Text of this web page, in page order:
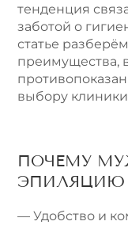
тенденция
заботой о
статье
преимущества,
выбору
ПОЧЕМУ
ЭПИЛЯЦИЮ
— Удобство и